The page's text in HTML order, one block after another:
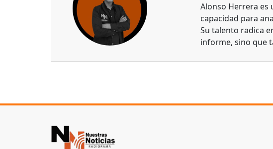
Alonso Herrera es
capacidad para
Su talento radica
informe, sino que